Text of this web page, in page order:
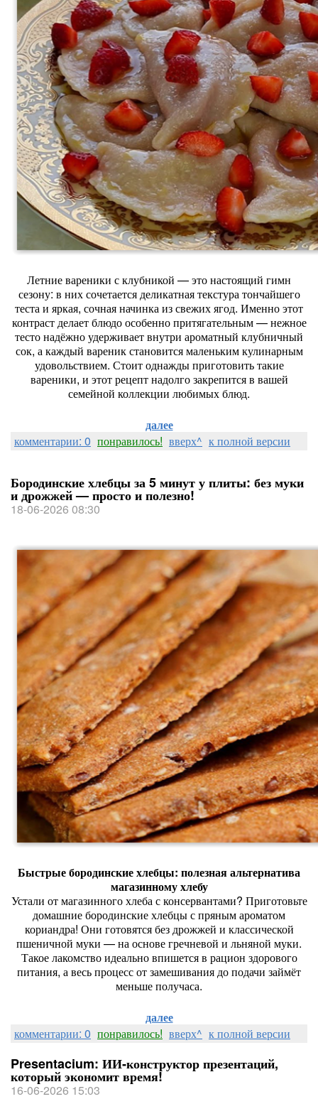
Летниевареники склубникой — этонастоящий гимн
сезону: в нихсочетаетсяделикатнаятекстуратончайшего
тестаи яркая, сочнаяначинкаизсвежихягод. Именноэтот
контрастделаетблюдоособеннопритягательным— нежное
тестонадёжноудерживаетвнутри ароматный клубничный
сок, акаждый вареникстановитсямаленькимкулинарным
удовольствием. Стоитоднаждыприготовитьтакие
вареники, и этотрецептнадолгозакрепитсяв вашей
семейной коллекции любимыхблюд.
далее
комментарии: 0 понравилось! вверх^ к полной версии
Бородинские хлебцы за 5 минут у плиты: без муки
и дрожжей — просто и полезно!
18-06-2026 08:30
Быстрыебородинскиехлебцы: полезнаяальтернатива
магазинномухлебу
Устали отмагазинногохлебасконсервантами? Приготовьте
домашниебородинскиехлебцыспрянымароматом
кориандра! Они готовятсябездрожжей и классической
пшеничной муки — наосновегречневой и льняной муки.
Такоелакомствоидеальновпишетсяв рацион здорового
питания, авесьпроцессотзамешиваниядоподачи займёт
меньшеполучаса.
далее
комментарии: 0 понравилось! вверх^ к полной версии
Presentacium: ИИ‑конструктор презентаций,
который экономит время!
16-06-2026 15:03